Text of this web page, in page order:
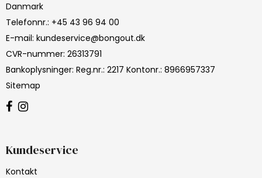
Danmark
Telefonnr.: +45 43 96 94 00
E-mail: kundeservice@bongout.dk
CVR-nummer: 26313791
Bankoplysninger: Reg.nr.: 2217 Kontonr.: 8966957337
Sitemap
Kundeservice
Kontakt